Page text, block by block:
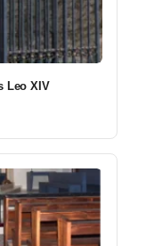
Leo XIV